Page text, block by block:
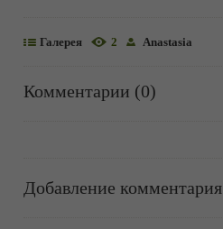
Галерея 2 Anastasia
Комментарии (0)
Добавление комментария